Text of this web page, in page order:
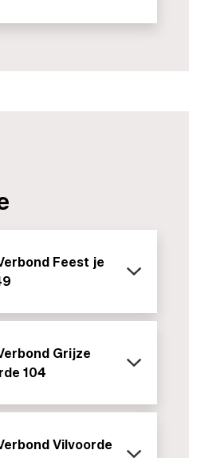
Feest je
Grijze
104
Vilvoorde